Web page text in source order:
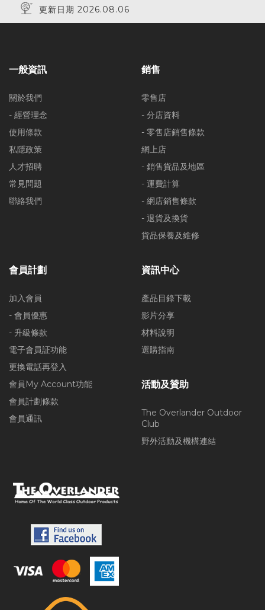
更新日期 2026.08.06
一般資訊
關於我們
- 經營理念
使用條款
私隱政策
人才招聘
常見問題
聯絡我們
銷售
零售店
- 分店資料
- 零售店銷售條款
網上店
- 銷售貨品及地區
- 運費計算
- 網店銷售條款
- 退貨及換貨
貨品保養及維修
會員計劃
加入會員
- 會員優惠
- 升級條款
電子會員証功能
更換電話再登入
會員My Account功能
會員計劃條款
會員通訊
資訊中心
產品目錄下載
影片分享
材料說明
選購指南
活動及贊助
The Overlander Outdoor
Club
野外活動及機構連結